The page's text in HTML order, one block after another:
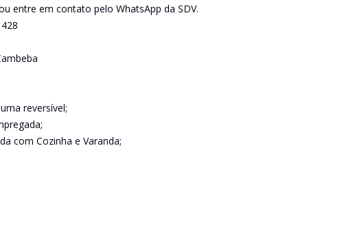
entre em contato pelo WhatsApp da SDV.
reversível;
com Cozinha e Varanda;